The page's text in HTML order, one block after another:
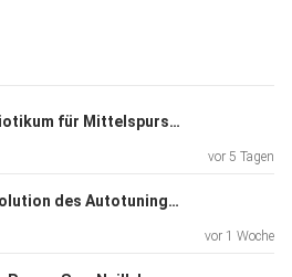
eine Lanze für den
über Limp Bizkit, Schallplatten
die jemals zwischen
groß geworden ist.
Folge 25: Antiidiotikum für Mittelspurschleicher
vor 5 Tagen
Folge 24: Die Evolution des Autotunings: Von 2008 bis heute.
vor 1 Woche